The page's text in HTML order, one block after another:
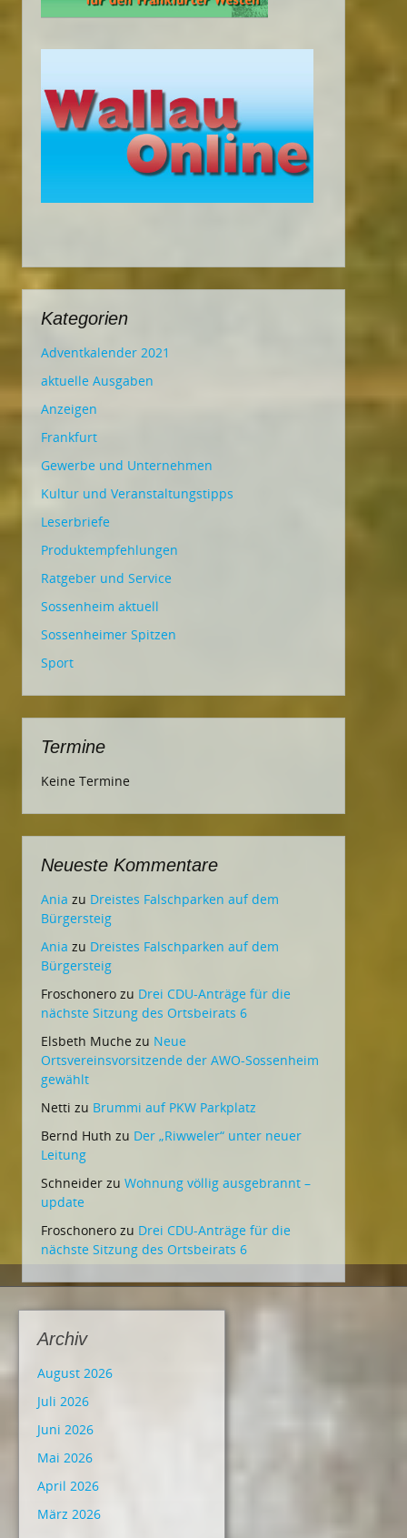
Kategorien
Adventkalender 2021
aktuelle Ausgaben
Anzeigen
Frankfurt
Gewerbe und Unternehmen
Kultur und Veranstaltungstipps
Leserbriefe
Produktempfehlungen
Ratgeber und Service
Sossenheim aktuell
Sossenheimer Spitzen
Sport
Termine
Keine Termine
Neueste Kommentare
Ania zu Dreistes Falschparken auf dem
Bürgersteig
Ania zu Dreistes Falschparken auf dem
Bürgersteig
Froschonero zu Drei CDU-Anträge für die
nächste Sitzung des Ortsbeirats 6
Elsbeth Muche zu Neue
Ortsvereinsvorsitzende der AWO-Sossenheim
gewählt
Netti zu Brummi auf PKW Parkplatz
Bernd Huth zu Der „Riwweler“ unter neuer
Leitung
Schneider zu Wohnung völlig ausgebrannt –
update
Froschonero zu Drei CDU-Anträge für die
nächste Sitzung des Ortsbeirats 6
Archiv
August 2026
Juli 2026
Juni 2026
Mai 2026
April 2026
März 2026